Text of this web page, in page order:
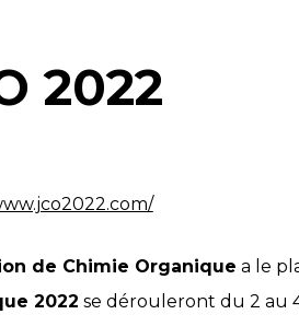
2022
de Chimie Organique a le
2022 se dérouleront du 2 au